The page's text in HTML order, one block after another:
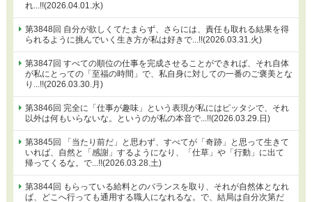
れ...!!(2026.04.01.水)
第3848回 自分が欲しくてたまらず、さらには、責任も取れる結果を得
られるように挑んでいく生き方が私は好きで...!!(2026.03.31.火)
第3847回 すべての順位の仕事を完成させることができれば、それ自体
が私にとっての「至福の時間」で、私自身に対しての一番のご褒美とな
り...!!(2026.03.30.月)
第3846回 完全に「仕事が趣味」という表現が私にはピッタシで、それ
以外は何もいらないな。というのが私の本音で...!!(2026.03.29.日)
第3845回 「当たり前だ」と思わず、すべてが「奇跡」と思って生きて
いれば、自然と「感謝」するようになり、「仕草」や「行動」に出て
帰ってくるな。で...!!(2026.03.28.土)
第3844回 もらっている給料とのバランスを取り、それが自然体となれ
ば、どこへ行っても通用する職人になれるな。で、結局は自分次第だ